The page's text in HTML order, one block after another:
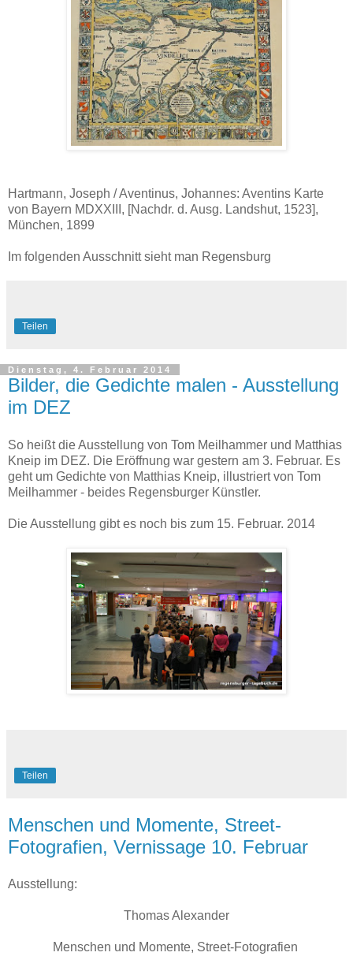
Hartmann, Joseph / Aventinus, Johannes: Aventins Karte
von Bayern MDXXIII, [Nachdr. d. Ausg. Landshut, 1523],
München, 1899
Im folgenden Ausschnitt sieht man Regensburg
Teilen
Dienstag, 4. Februar 2014
Bilder, die Gedichte malen - Ausstellung
im DEZ
So heißt die Ausstellung von Tom Meilhammer und Matthias
Kneip im DEZ. Die Eröffnung war gestern am 3. Februar. Es
geht um Gedichte von Matthias Kneip, illustriert von Tom
Meilhammer - beides Regensburger Künstler.
Die Ausstellung gibt es noch bis zum 15. Februar. 2014
Teilen
Menschen und Momente, Street-
Fotografien, Vernissage 10. Februar
Ausstellung:
Thomas Alexander
Menschen und Momente, Street-Fotografien